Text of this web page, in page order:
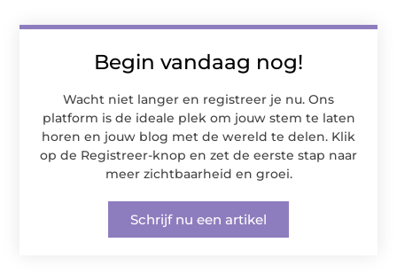
Begin vandaag nog!
Wacht niet langer en registreer je nu. Ons
platform is de ideale plek om jouw stem te laten
horen en jouw blog met de wereld te delen. Klik
op de Registreer-knop en zet de eerste stap naar
meer zichtbaarheid en groei.
Schrijf nu een artikel